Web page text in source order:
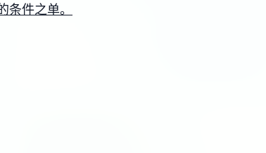
件之单。